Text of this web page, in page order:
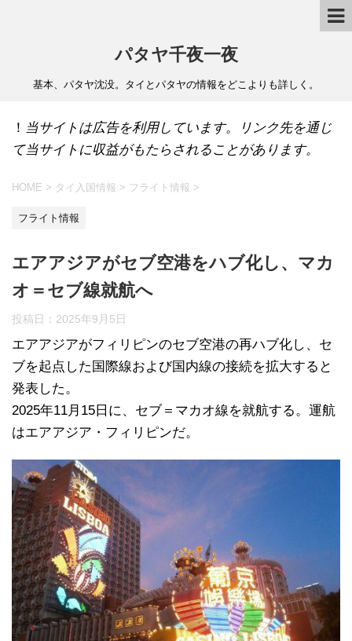
パタヤ千夜一夜
基本、パタヤ沈没。タイとパタヤの情報をどこよりも詳しく。
！ 当サイトは広告を利用しています。リンク先を通じ
て当サイトに収益がもたらされることがあります。
HOME > タイ入国情報 > フライト情報 >
フライト情報
エアアジアがセブ空港をハブ化し、マカ
オ＝セブ線就航へ
投稿日： 2025年9月5日
エアアジアがフィリピンのセブ空港の再ハブ化し、セ
ブを起点した国際線および国内線の接続を拡大すると
発表した。
2025年11月15日に、セブ＝マカオ線を就航する。運航
はエアアジア・フィリピンだ。